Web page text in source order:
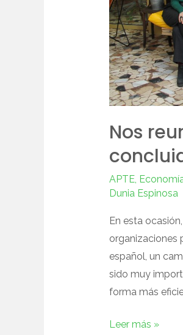
Nos
APTE,
Dunia Espinosa
En esta
organizaciones
español, un
sido muy
forma más
primera
edición
de
Senda
Leer más »